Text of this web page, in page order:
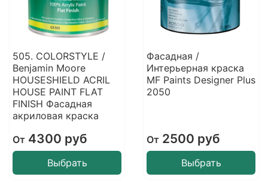
505. COLORSTYLE /
Benjamin Moore
HOUSESHIELD ACRIL
HOUSE PAINT FLAT
FINISH Фасадная
акриловая краска
От4300 руб
Выбрать
Фасадная /
Интерьерная краска
MF Paints Designer Plus
2050
От2500 руб
Выбрать